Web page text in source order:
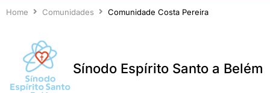
Home Comunidades Comunidade Costa Pereira
Sínodo Espírito Santo a Belém